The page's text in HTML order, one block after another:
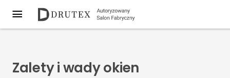
Zalety i wady okien